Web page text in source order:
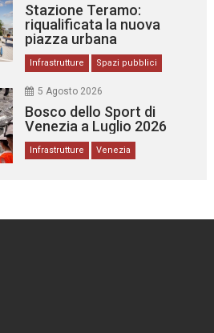
Stazione Teramo:
riqualificata la nuova
piazza urbana
Infrastrutture Spazi pubblici
5 Agosto 2026
Bosco dello Sport di
Venezia a Luglio 2026
Infrastrutture Venezia